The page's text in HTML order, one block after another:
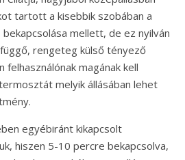
tartott a kisebbik szobában a
mellett, de ez nyilván
rengeteg külső tényező
felhasználónak magának kell
melyik állásában lehet
egyébiránt kikapcsolt
hiszen 5-10 percre bekapcsolva,